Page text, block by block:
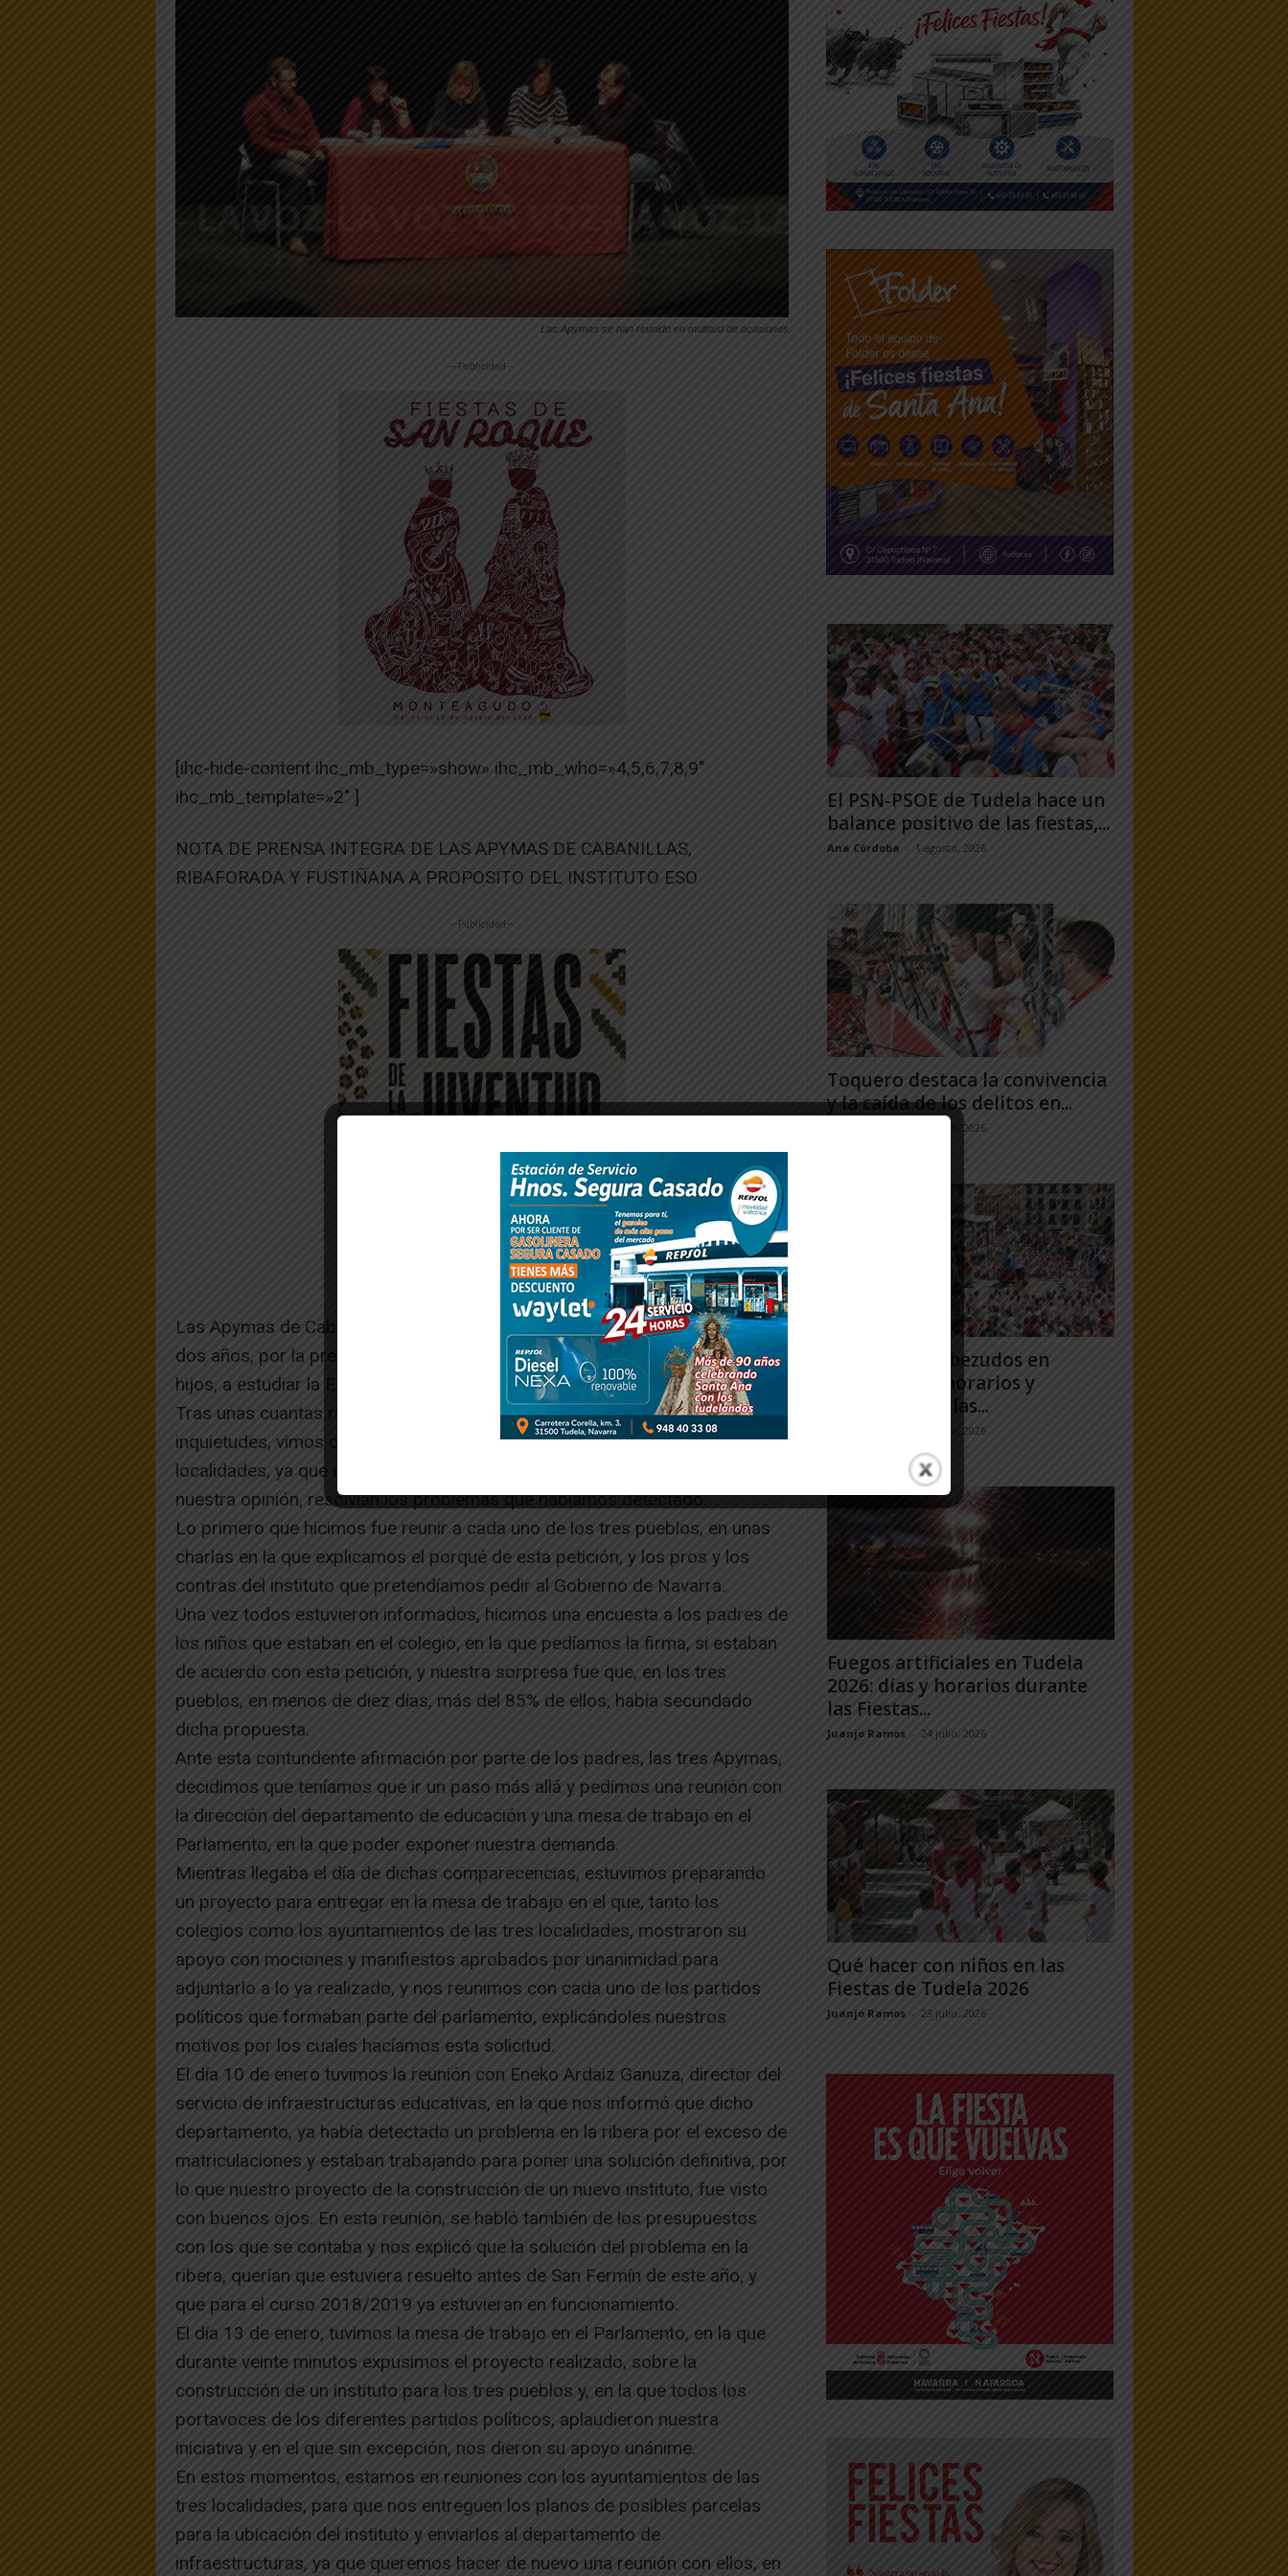
Las Apymas se han reunido en multitud de ocasiones
-- Publicidad --
[ihc-hide-content ihc_mb_type=»show» ihc_mb_who=»4,5,6,7,8,9″
ihc_mb_template=»2″ ]
NOTA DE PRENSA INTEGRA DE LAS APYMAS DE CABANILLAS,
RIBAFORADA Y FUSTIÑANA A PROPOSITO DEL INSTITUTO ESO
-- Publicidad --
Las Apymas de Cabanillas, Ribaforada y Fustiñana, nos juntamos hace casi
dos años, por la preocupación común que teníamos en la salida de nuestros
hijos, a estudiar la ESO a Tudela, a tan temprana edad.
Tras unas cuantas reuniones, en las que pusimos sobre papel dichas
inquietudes, vimos como solución, la creación de un IESO para nuestras tres
localidades, ya que dicho instituto, reunía todas las condiciones que, en
nuestra opinión, resolvían los problemas que habíamos detectado.
Lo primero que hicimos fue reunir a cada uno de los tres pueblos, en unas
charlas en la que explicamos el porqué de esta petición, y los pros y los
contras del instituto que pretendíamos pedir al Gobierno de Navarra.
Una vez todos estuvieron informados, hicimos una encuesta a los padres de
los niños que estaban en el colegio, en la que pedíamos la firma, si estaban
de acuerdo con esta petición, y nuestra sorpresa fue que, en los tres
pueblos, en menos de diez días, más del 85% de ellos, había secundado
dicha propuesta.
Ante esta contundente afirmación por parte de los padres, las tres Apymas,
decidimos que teníamos que ir un paso más allá y pedimos una reunión con
la dirección del departamento de educación y una mesa de trabajo en el
Parlamento, en la que poder exponer nuestra demanda.
Mientras llegaba el día de dichas comparecencias, estuvimos preparando
un proyecto para entregar en la mesa de trabajo en el que, tanto los
colegios como los ayuntamientos de las tres localidades, mostraron su
apoyo con mociones y manifiestos aprobados por unanimidad para
adjuntarlo a lo ya realizado, y nos reunimos con cada uno de los partidos
políticos que formaban parte del parlamento, explicándoles nuestros
motivos por los cuales hacíamos esta solicitud.
El día 10 de enero tuvimos la reunión con Eneko Ardaiz Ganuza, director del
servicio de infraestructuras educativas, en la que nos informó que dicho
departamento, ya había detectado un problema en la ribera por el exceso de
matriculaciones y estaban trabajando para poner una solución definitiva, por
lo que nuestro proyecto de la construcción de un nuevo instituto, fue visto
con buenos ojos. En esta reunión, se habló también de los presupuestos
con los que se contaba y nos explicó que la solución del problema en la
ribera, querían que estuviera resuelto antes de San Fermín de este año, y
que para el curso 2018/2019 ya estuvieran en funcionamiento.
El día 13 de enero, tuvimos la mesa de trabajo en el Parlamento, en la que
durante veinte minutos expusimos el proyecto realizado, sobre la
construcción de un instituto para los tres pueblos y, en la que todos los
portavoces de los diferentes partidos políticos, aplaudieron nuestra
iniciativa y en el que sin excepción, nos dieron su apoyo unánime.
En estos momentos, estamos en reuniones con los ayuntamientos de las
tres localidades, para que nos entreguen los planos de posibles parcelas
para la ubicación del instituto y enviarlos al departamento de
infraestructuras, ya que queremos hacer de nuevo una reunión con ellos, en
El PSN-PSOE de Tudela hace un
balance positivo de las fiestas,...
Ana Córdoba - 1 agosto, 2026
Toquero destaca la convivencia
y la caída de los delitos en...
31 julio, 2026
Gigantes y Cabezudos en
Tudela 2026: horarios y
recorridos en las...
25 julio, 2026
Fuegos artificiales en Tudela
2026: días y horarios durante
las Fiestas...
Juanjo Ramos - 24 julio, 2026
Qué hacer con niños en las
Fiestas de Tudela 2026
Juanjo Ramos - 23 julio, 2026